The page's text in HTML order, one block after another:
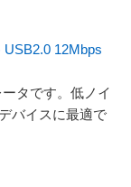
12Mbps
タです。低ノイ
バイスに最適で